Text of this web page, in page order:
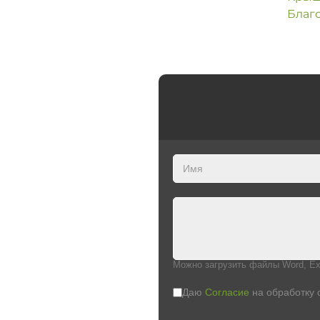
Можно загрузить файлы Word,
Даю Согласие на